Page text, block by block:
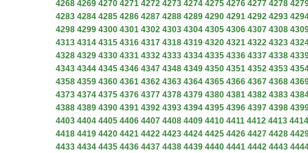
4268 4269 4270 4271 4272 4273 4274 4275 4276 4277 4278
4283 4284 4285 4286 4287 4288 4289 4290 4291 4292 4293
4298 4299 4300 4301 4302 4303 4304 4305 4306 4307 4308
4313 4314 4315 4316 4317 4318 4319 4320 4321 4322 4323
4328 4329 4330 4331 4332 4333 4334 4335 4336 4337 4338
4343 4344 4345 4346 4347 4348 4349 4350 4351 4352 4353
4358 4359 4360 4361 4362 4363 4364 4365 4366 4367 4368
4373 4374 4375 4376 4377 4378 4379 4380 4381 4382 4383
4388 4389 4390 4391 4392 4393 4394 4395 4396 4397 4398
4403 4404 4405 4406 4407 4408 4409 4410 4411 4412 4413 4414
4418 4419 4420 4421 4422 4423 4424 4425 4426 4427 4428
4433 4434 4435 4436 4437 4438 4439 4440 4441 4442 4443